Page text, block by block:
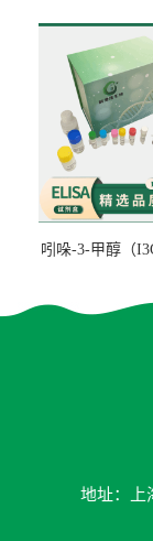
吲哚-3-甲醇（
地址：上